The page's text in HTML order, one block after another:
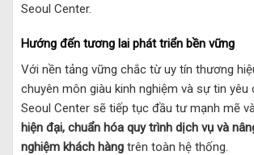
Seoul Center.
Hướng đến tương lai phát triển bền vững
Với nền tảng vững chắc từ uy tín thương
chuyên môn giàu kinh nghiệm và sự tin yêu
Seoul Center sẽ tiếp tục đầu tư mạnh mẽ
hiện đại, chuẩn hóa quy trình dịch vụ và
nghiệm khách hàng trên toàn hệ thống.